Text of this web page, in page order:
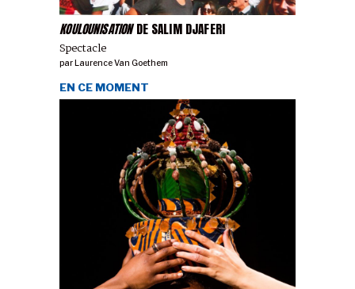
KOULOUNISATIONDE SALIM DJAFERI
Spectacle
par Laurence Van Goethem
EN CE MOMENT